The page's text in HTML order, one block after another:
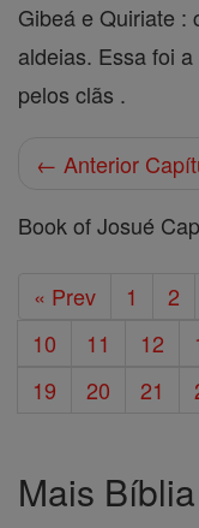
Gibeá e Quiriate :
aldeias. Essa foi
pelos clãs .
← Anterior
Book of Josué
« Prev 1 2
10
11 12
19
20 21
Mais Bíblia